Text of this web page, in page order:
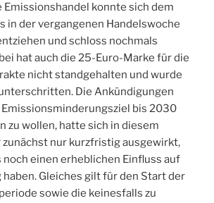
Emissionshandel konnte sich dem
in der vergangenen Handelswoche
und schloss nochmals
hat auch die 25-Euro-Marke für die
nicht standgehalten und wurde
Die Ankündigungen
Emissionsminderungsziel bis 2030
zu wollen, hatte sich in diesem
zunächst nur kurzfristig ausgewirkt,
noch einen erheblichen Einfluss auf
Gleiches gilt für den Start der
sowie die keinesfalls zu